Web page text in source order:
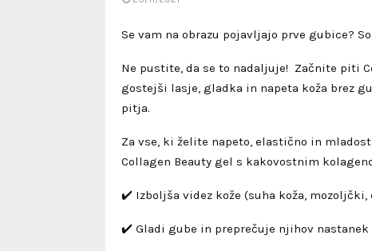
Se vam na obrazu pojavljajo prve gubice?
Ne pustite, da se to nadaljuje! Začnite piti
gostejši lasje, gladka in napeta koža brez
pitja.
Za vse, ki želite napeto, elastično in
Collagen Beauty gel s kakovostnim
✔️ Izboljša videz kože (suha koža,
✔️ Gladi gube in preprečuje njihov nastanek